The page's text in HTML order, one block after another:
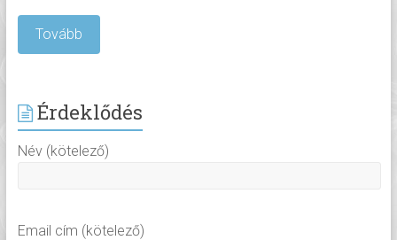
Tovább
Érdeklődés
Név (kötelező)
Email cím (kötelező)